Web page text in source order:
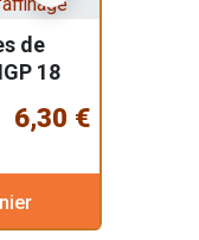
de
18
6,30 €